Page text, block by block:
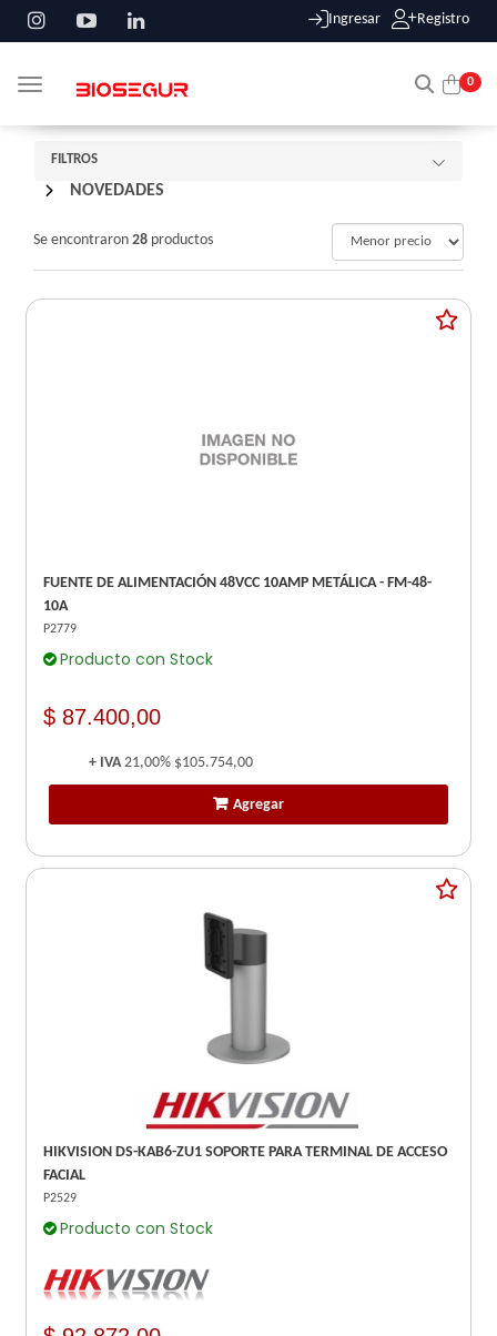
Ingresar Registro
0
Toggle navigation
FILTROS
NOVEDADES
Se encontraron 28 productos
FUENTE DE ALIMENTACIÓN 48VCC 10AMP METÁLICA - FM-48-
10A
P2779
Producto con Stock
$ 87.400,00
+ IVA21,00% $105.754,00
Agregar
HIKVISION DS-KAB6-ZU1 SOPORTE PARA TERMINAL DE ACCESO
FACIAL
P2529
Producto con Stock